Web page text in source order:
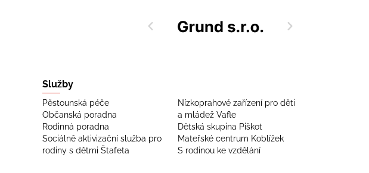
Služby
Pěstounská péče
Občanská poradna
Rodinná poradna
Sociálně aktivizační služba pro
rodiny s dětmi Štafeta
Nízkoprahové zařízení pro děti
a mládež Vafle
Dětská skupina Piškot
Mateřské centrum Koblížek
S rodinou ke vzdělání